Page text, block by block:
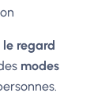
regard
modes